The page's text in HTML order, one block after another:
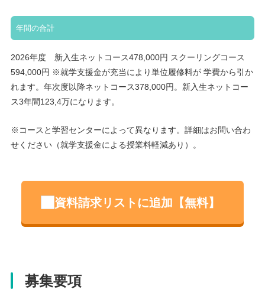
年間の合計
2026年度 新入生ネットコース478,000円 スクーリングコース
594,000円 ※就学支援金が充当により単位履修料が 学費から引か
れます。年次度以降ネットコース378,000円。新入生ネットコー
ス3年間123,4万になります。
※コースと学習センターによって異なります。詳細はお問い合わ
せください（就学支援金による授業料軽減あり）。
資料請求リストに追加【無料】
募集要項